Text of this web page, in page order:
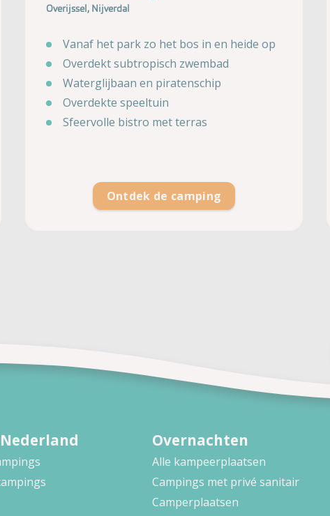
Overijssel, Nijverdal
Vanaf het park zo het bos in en heide op
Overdekt subtropisch zwembad
Waterglijbaan en piratenschip
Overdekte speeltuin
Sfeervolle bistro met terras
Ontdek de camping
Overnachten
Alle kampeerplaatsen
Campings met privé sanitair
Camperplaatsen